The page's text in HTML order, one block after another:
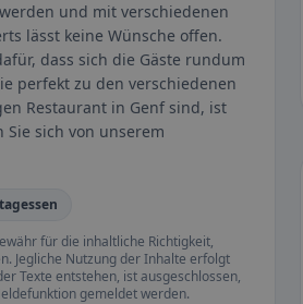
und mit verschiedenen
lässt keine Wünsche offen.
dass sich die Gäste rundum
perfekt zu den verschiedenen
Restaurant in Genf sind, ist
Sie sich von unserem
für die inhaltliche Richtigkeit,
Jegliche Nutzung der Inhalte erfolgt
Texte entstehen, ist ausgeschlossen,
gemeldet werden.